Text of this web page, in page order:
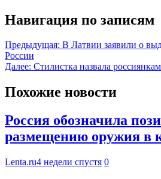
Навигация по записям
Предыдущая: В Латвии заявили о
России
Далее: Стилистка назвала
Похожие новости
Россия обозначила
размещению оружия в
Lenta.ru4 недели спустя 0